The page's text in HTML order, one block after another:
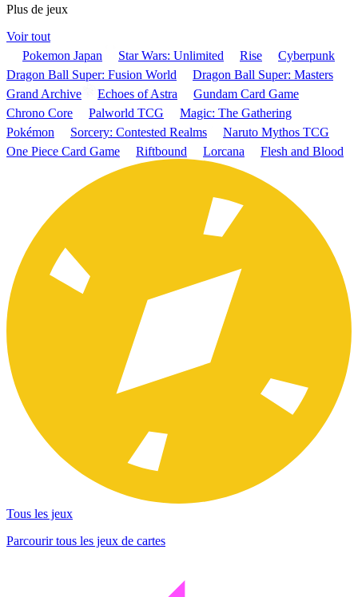
Plus de jeux
Voir tout
Pokemon Japan
Star Wars: Unlimited Rise
Cyberpunk
Dragon Ball Super: Fusion World
Dragon Ball Super: Masters
Grand Archive
Echoes of Astra
Gundam Card Game
Chrono Core
Palworld TCG
Magic: The Gathering
Pokémon
Sorcery: Contested Realms
Naruto Mythos TCG
One Piece Card Game
Riftbound Lorcana Flesh and Blood
Tous les jeux
Parcourir tous les jeux de cartes